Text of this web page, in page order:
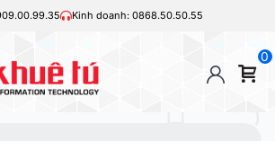
Kinh doanh: 0868.50.50.55
0